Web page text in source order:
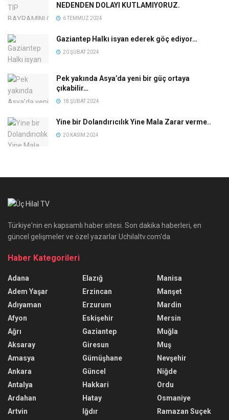
NEDENDEN DOLAYI KUTLAMIYORUZ.
6 TEMMUZ 2024
Gaziantep Halkı isyan ederek göç ediyor…
20 ŞUBAT 2024
Pek yakında Asya’da yeni bir güç ortaya
çıkabilir…
18 ŞUBAT 2024
Yine bir Dolandırıcılık Yine Mala Zarar verme..
20 KASIM 2024
Türkiye'nin en kapsamlı haber sitesi. Son dakika haberleri, en
güncel gelişmeler ve özel yazarlar Uchilaltv.com'da
Haber Kategorileri
Adana
Adem Yaşar
Adıyaman
Afyon
Ağrı
Aksaray
Amasya
Ankara
Antalya
Ardahan
Artvin
Elazığ
Erzincan
Erzurum
Eskişehir
Gaziantep
Giresun
Gümüşhane
Güncel
Hakkari
Hatay
Iğdır
Manisa
Manşet
Mardin
Mersin
Muğla
Muş
Nevşehir
Niğde
Ordu
Osmaniye
Ramazan Suçek